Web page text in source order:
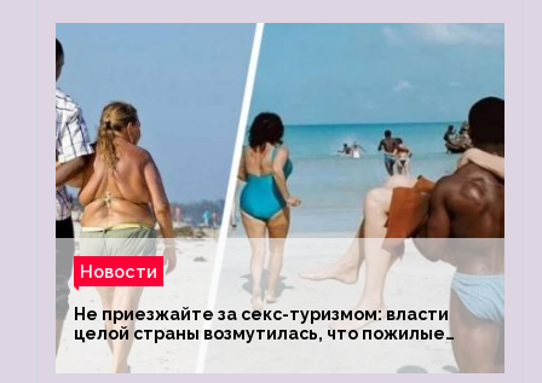
Новости
Не приезжайте за секс-туризмом: власти
целой страны возмутилась, что пожилые
туристки массово едут к ним, чтобы
обзавестись молодыми любовниками